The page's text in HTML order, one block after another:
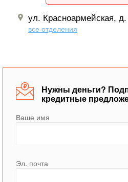
ул. Красноармейская,
все отделения
Нужны деньги?
кредитные
Ваше имя
Эл. почта